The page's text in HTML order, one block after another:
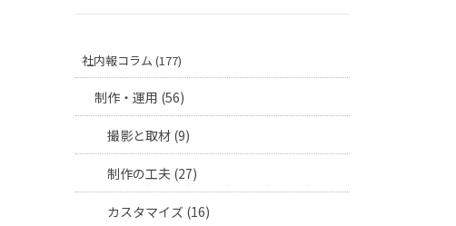
社内報コラム (177)
制作・運用 (56)
撮影と取材 (9)
制作の工夫 (27)
カスタマイズ (16)